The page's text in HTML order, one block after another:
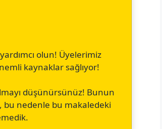
olun! Üyelerimiz
kaynaklar sağlıyor!
düşünürsünüz! Bunun
bu nedenle bu makaledeki